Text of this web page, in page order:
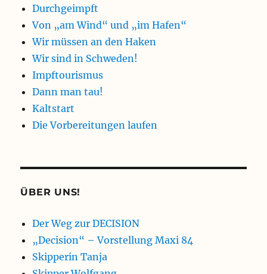
Durchgeimpft
Von „am Wind“ und „im Hafen“
Wir müssen an den Haken
Wir sind in Schweden!
Impftourismus
Dann man tau!
Kaltstart
Die Vorbereitungen laufen
ÜBER UNS!
Der Weg zur DECISION
„Decision“ – Vorstellung Maxi 84
Skipperin Tanja